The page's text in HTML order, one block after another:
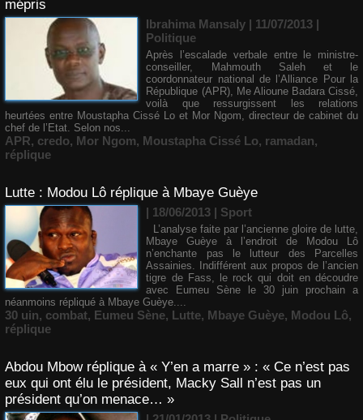
mépris
Ibrahima Mansaly | 11/07/2013 |
Politique
Après l’escalade verbale entre le ministre-
conseiller, Mahmouth Saleh et le
coordonnateur national de l’Alliance Pour la
République (APR), Me Alioune Badara Cissé,
voilà que ressurgissent les relations
heurtées entre Moustapha Cissé Lo et Mor Ngom, directeur de cabinet du
chef de l’Etat. Selon nos...
APR, credo, Mor Ngom, Moustapha Cissé Lo, ramadan,
réplique
Lutte : Modou Lô réplique à Mbaye Guèye
| 18/06/2013 | Sport
L’analyse faite par l’ancienne gloire de lutte,
Mbaye Guèye à l’endroit de Modou Lô
n’enchante pas le lutteur des Parcelles
Assainies. Indifférent aux propos de l’ancien
tigre de Fass, le rock qui doit en découdre
avec Eumeu Sène le 30 juin prochain a
néanmoins répliqué à Mbaye Guèye....
30 uin, combat, Eumeu Sène, Lutte, Mbaye Guèye, Modou Lô,
réplique
Abdou Mbow réplique à « Y’en a marre » : « Ce n’est pas
eux qui ont élu le président, Macky Sall n’est pas un
président qu’on menace… »